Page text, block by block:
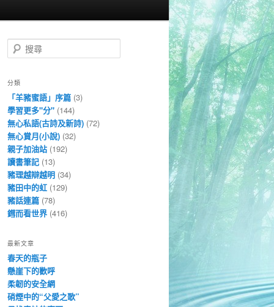
搜
尋
分類
「羊豬蜜語」序篇 (3)
學習更多"分" (144)
無心私語(古詩及新詩) (72)
無心賞月(小說) (32)
親子加油站 (192)
讀書筆記 (13)
豬理越辯越明 (34)
豬田中的虹 (129)
豬話連篇 (78)
鏏而看世界 (416)
最新文章
春天的瓶子
懸崖下的歡呼
柔韌的安全網
硝煙中的“父愛之歌”